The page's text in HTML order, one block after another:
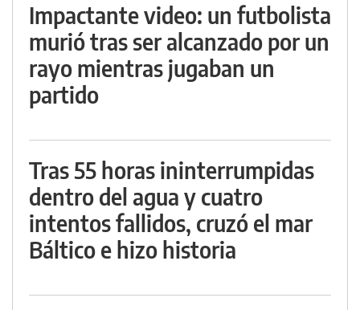
Impactante video: un futbolista
murió tras ser alcanzado por un
rayo mientras jugaban un
partido
Tras 55 horas ininterrumpidas
dentro del agua y cuatro
intentos fallidos, cruzó el mar
Báltico e hizo historia